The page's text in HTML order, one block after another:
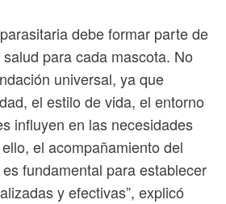
debe formar parte de
para cada mascota. No
universal, ya que
el estilo de vida, el entorno
influyen en las necesidades
el acompañamiento del
fundamental para establecer
y efectivas”, explicó